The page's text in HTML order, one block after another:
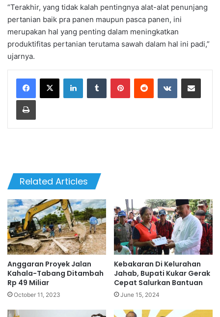
“Terakhir, yang tidak kalah pentingnya alat-alat penunjang
pertanian baik pra panen maupun pasca panen, ini
merupakan hal yang penting dalam meningkatkan
produktifitas pertanian terutama sawah dalam hal ini padi,”
ujarnya.
Related Articles
Anggaran Proyek Jalan
Kahala-Tabang Ditambah
Rp 49 Miliar
October 11, 2023
Kebakaran Di Kelurahan
Jahab, Bupati Kukar Gerak
Cepat Salurkan Bantuan
June 15, 2024